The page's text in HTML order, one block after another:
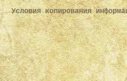
Условия копирования